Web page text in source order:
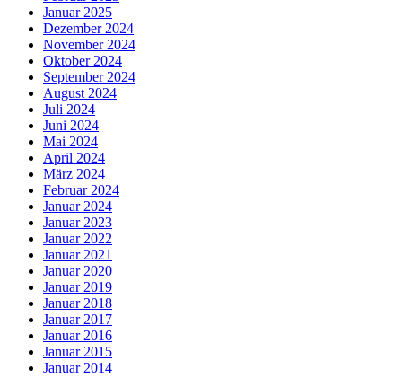
Januar 2025
Dezember 2024
November 2024
Oktober 2024
September 2024
August 2024
Juli 2024
Juni 2024
Mai 2024
April 2024
März 2024
Februar 2024
Januar 2024
Januar 2023
Januar 2022
Januar 2021
Januar 2020
Januar 2019
Januar 2018
Januar 2017
Januar 2016
Januar 2015
Januar 2014